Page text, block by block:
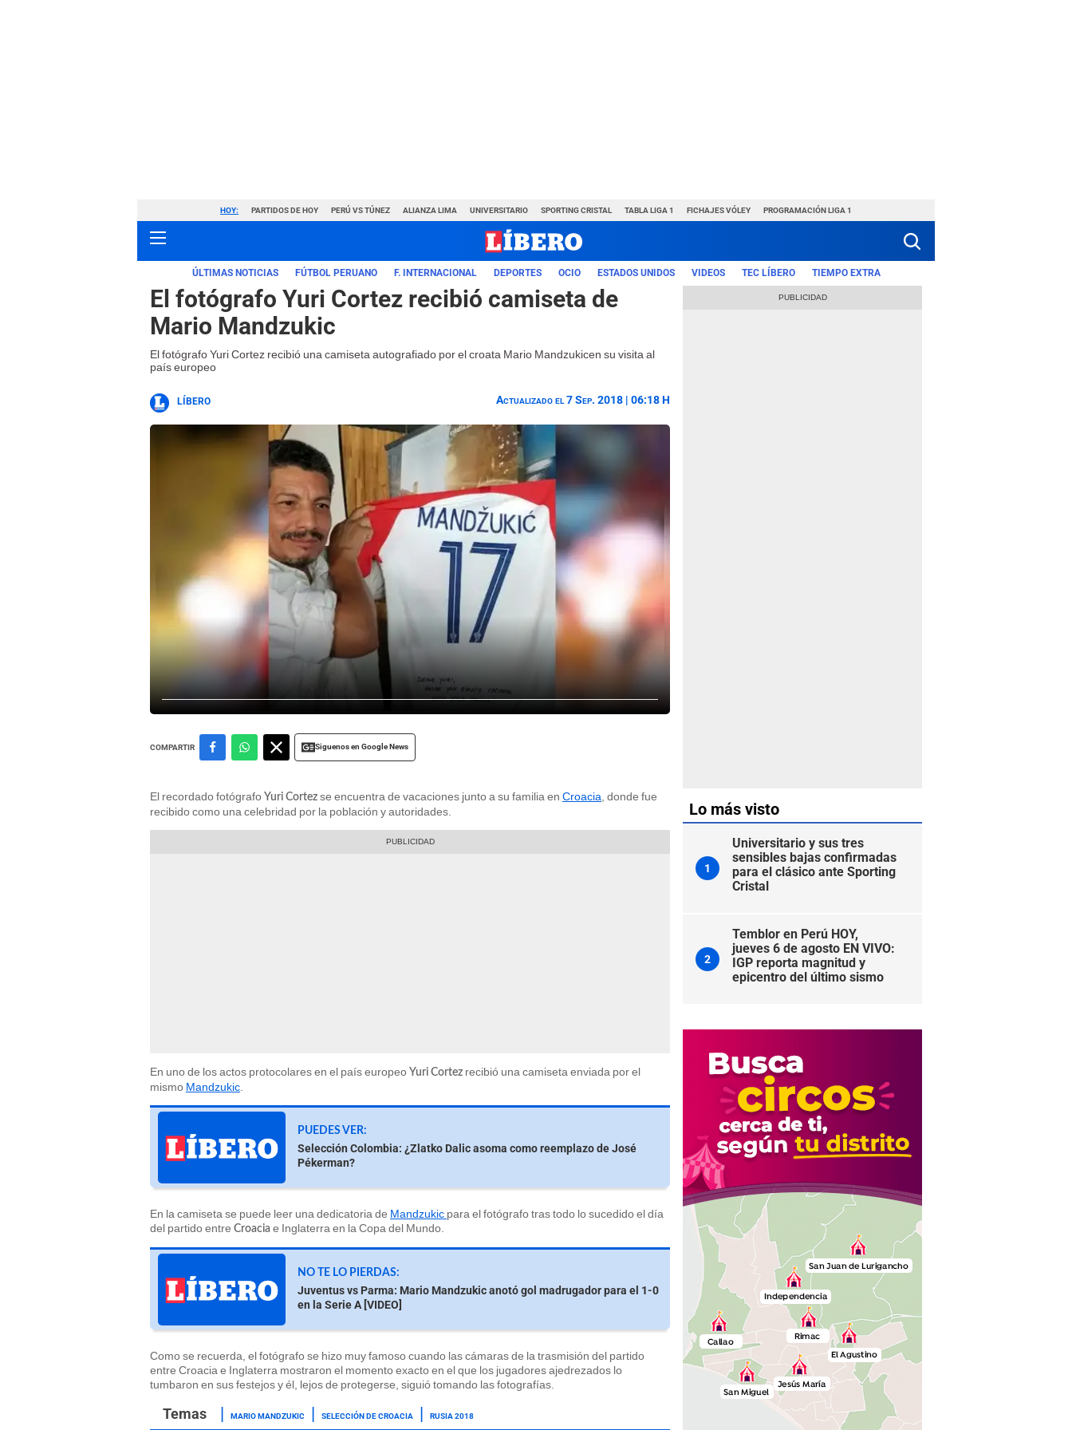
HOY: PARTIDOS DE HOY PERÚ VS TÚNEZ ALIANZA LIMA UNIVERSITARIO SPORTING CRISTAL TABLA LIGA 1 FICHAJES VÓLEY PROGRAMACIÓN LIGA 1
ÚLTIMAS NOTICIAS FÚTBOL PERUANO F. INTERNACIONAL DEPORTES OCIO ESTADOS UNIDOS VIDEOS TEC LÍBERO TIEMPO EXTRA
El fotógrafo Yuri Cortez recibió camiseta de
Mario Mandzukic
El fotógrafo Yuri Cortez recibió una camiseta autografiado por el croata Mario Mandzukicen su visita al
país europeo
LÍBERO Actualizado el 7 Sep. 2018 | 06:18 H
COMPARTIR Siguenos en Google News
El recordado fotógrafo Yuri Cortez se encuentra de vacaciones junto a su familia en Croacia , donde fue
recibido como una celebridad por la población y autoridades.
En uno de los actos protocolares en el país europeo Yuri Cortez recibió una camiseta enviada por el
mismo Mandzukic
PUEDES VER:
Selección Colombia: ¿Zlatko Dalic asoma como reemplazo de José
Pékerman?
En la camiseta se puede leer una dedicatoria de Mandzukic para el fotógrafo tras todo lo sucedido el día
del partido entre Croacia e Inglaterra en la Copa del Mundo.
NO TE LO PIERDAS:
Juventus vs Parma: Mario Mandzukic anotó gol madrugador para el 1-0
en la Serie A [VIDEO]
Como se recuerda, el fotógrafo se hizo muy famoso cuando las cámaras de la trasmisión del partido
entre Croacia e Inglaterra mostraron el momento exacto en el que los jugadores ajedrezados lo
tumbaron en sus festejos y él, lejos de protegerse, siguió tomando las fotografías.
MARIO MANDZUKIC SELECCIÓN DE CROACIA RUSIA 2018
Lo más visto
1
Universitario y sus tres
sensibles bajas confirmadas
para el clásico ante Sporting
Cristal
2
Temblor en Perú HOY,
jueves 6 de agosto EN VIVO:
IGP reporta magnitud y
epicentro del último sismo